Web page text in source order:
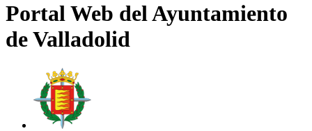
Portal Web del Ayuntamiento
de Valladolid